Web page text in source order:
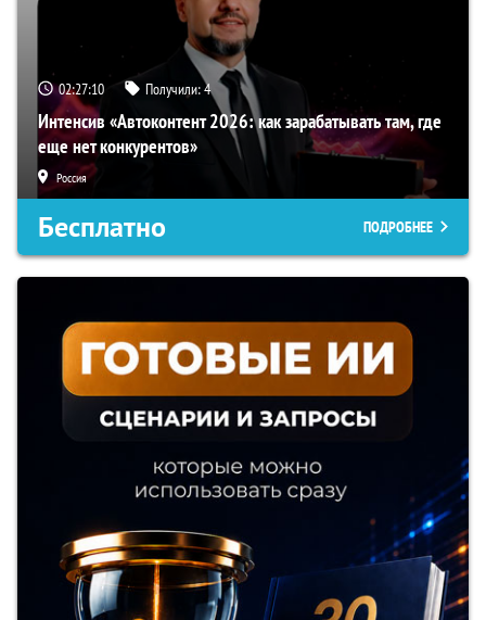
02:27:09 Получили:4
Интенсив «Автоконтент 2026: как зарабатывать там, где
еще нет конкурентов»
Россия
Бесплатно ПОДРОБНЕЕ